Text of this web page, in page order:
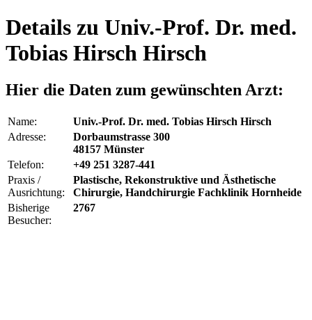
Details zu Univ.-Prof. Dr. med.
Tobias Hirsch Hirsch
Hier die Daten zum gewünschten Arzt:
Name:
Univ.-Prof. Dr. med. Tobias Hirsch Hirsch
Adresse:
Dorbaumstrasse 300
48157 Münster
Telefon:
+49 251 3287-441
Praxis /
Ausrichtung:
Plastische, Rekonstruktive und Ästhetische
Chirurgie, Handchirurgie Fachklinik Hornheide
Bisherige
Besucher:
2767